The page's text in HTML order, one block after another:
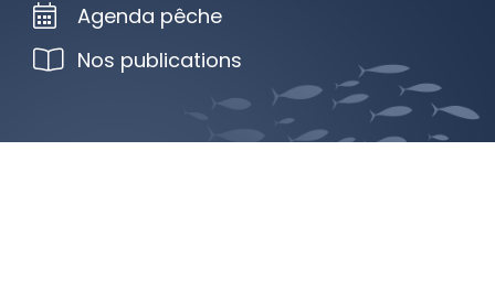
Agenda pêche
Nos publications